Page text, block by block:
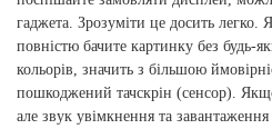
гаджета. Зрозуміти це досить
повністю бачите картинку без будь-
кольорів, значить з більшою
пошкоджений тачскрін (сенсор).
але звук увімкнення та